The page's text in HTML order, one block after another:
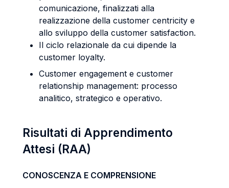
comunicazione, finalizzati alla
realizzazione della customer centricity e
allo sviluppo della customer satisfaction.
Il ciclo relazionale da cui dipende la
customer loyalty.
Customer engagement e customer
relationship management: processo
analitico, strategico e operativo.
Risultati di Apprendimento
Attesi (RAA)
CONOSCENZA E COMPRENSIONE